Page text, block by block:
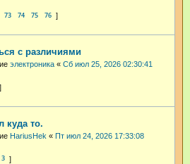
73 74 75 76
с различиями
электроника « Сб июл 25, 2026 02:30:41
куда то.
HariusHek « Пт июл 24, 2026 17:33:08
3